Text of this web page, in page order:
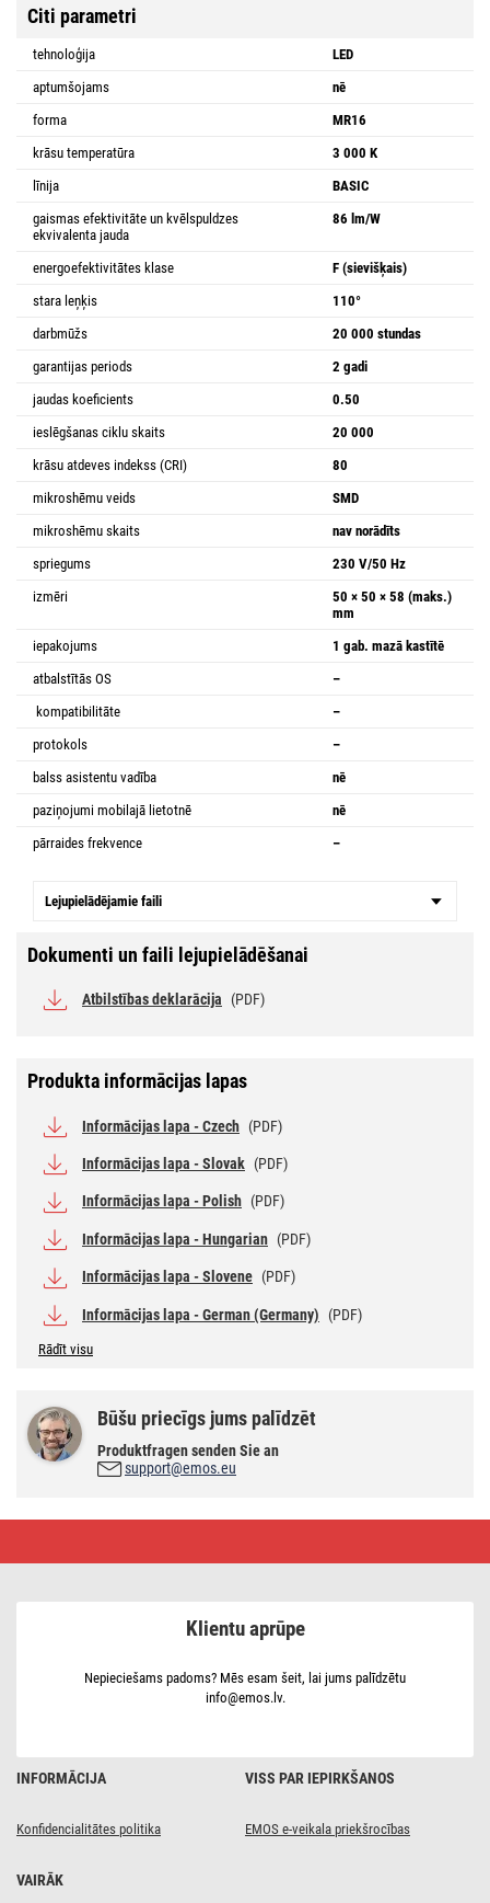
Citi parametri
tehnoloģija
LED
aptumšojams
nē
forma
MR16
krāsu temperatūra
3 000 K
līnija
BASIC
gaismas efektivitāte un kvēlspuldzes
ekvivalenta jauda
86 lm/W
energoefektivitātes klase
F (sievišķais)
stara leņķis
110°
darbmūžs
20 000 stundas
garantijas periods
2 gadi
jaudas koeficients
0.50
ieslēgšanas ciklu skaits
20 000
krāsu atdeves indekss (CRI)
80
mikroshēmu veids
SMD
mikroshēmu skaits
nav norādīts
spriegums
230 V/50 Hz
izmēri
50 × 50 × 58 (maks.)
mm
iepakojums
1 gab. mazā kastītē
atbalstītās OS
–
kompatibilitāte
–
protokols
–
balss asistentu vadība
nē
paziņojumi mobilajā lietotnē
nē
pārraides frekvence
–
Lejupielādējamie faili
Dokumenti un faili lejupielādēšanai
Atbilstības deklarācija (PDF)
Produkta informācijas lapas
Informācijas lapa - Czech (PDF)
Informācijas lapa - Slovak (PDF)
Informācijas lapa - Polish (PDF)
Informācijas lapa - Hungarian (PDF)
Informācijas lapa - Slovene (PDF)
Informācijas lapa - German (Germany) (PDF)
Rādīt visu
Būšu priecīgs jums palīdzēt
Produktfragen senden Sie an
support@emos.eu
Basic
SiltiINFORMĀCIJA
Konfidencialitātes politika
VISS PAR IEPIRKŠANOS
EMOS e-veikala priekšrocības
VAIRĀK
Klientu aprūpe
Nepieciešams padoms? Mēs esam šeit, lai jums palīdzētu
info@emos.lv.